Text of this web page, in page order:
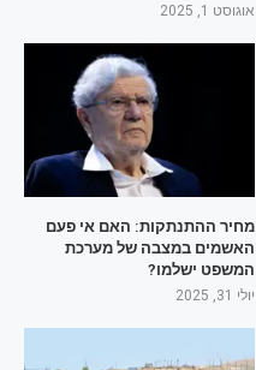
אוגוסט 1, 2025
מחיר ההתנתקות: האם אי פעם
האשמים במצבה של מערכת
המשפט ישלמו?
יולי 31, 2025